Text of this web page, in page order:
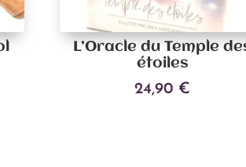
L’Oracle du Temple
étoiles
24,90 €